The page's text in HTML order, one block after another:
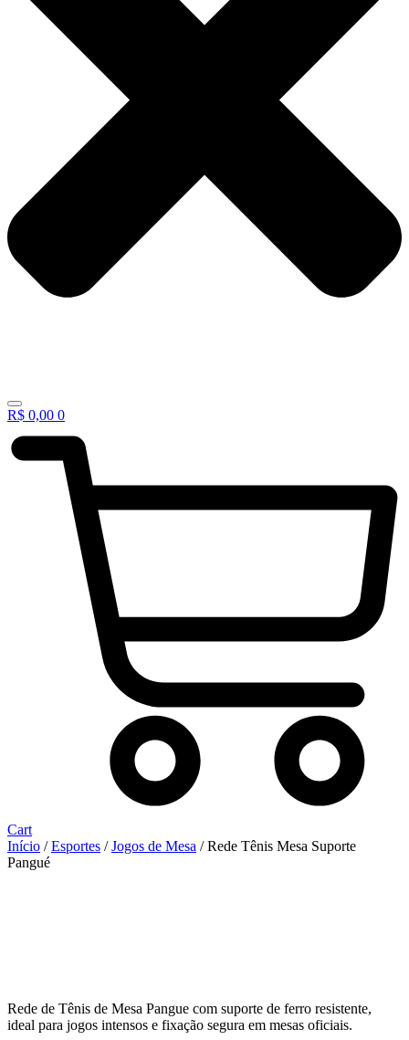
R$ 0,00 0
Cart
Início /Esportes /Jogos de Mesa / Rede Tênis Mesa Suporte
Pangué
Rede de Tênis de Mesa Pangue com suporte de ferro resistente,
ideal para jogos intensos e fixação segura em mesas oficiais.